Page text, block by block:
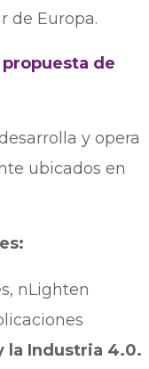
de Europa.
de
y opera
ubicados en
nLighten
la Industria 4.0.